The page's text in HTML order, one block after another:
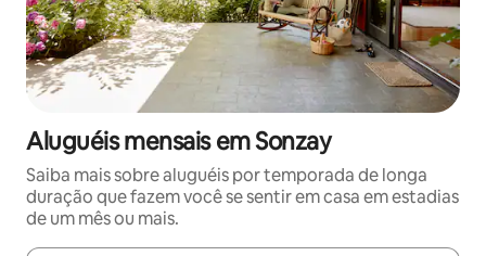
Aluguéis mensais em Sonzay
Saiba mais sobre aluguéis por temporada de longa
duração que fazem você se sentir em casa em estadias
de um mês ou mais.